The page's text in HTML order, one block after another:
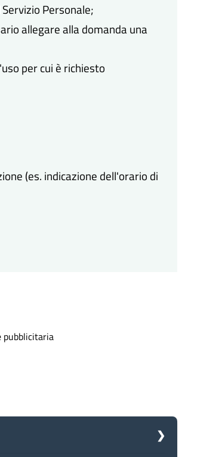
Personale;
allegare alla domanda una
per cui è richiesto
(es. indicazione dell'orario di
pubblicitaria